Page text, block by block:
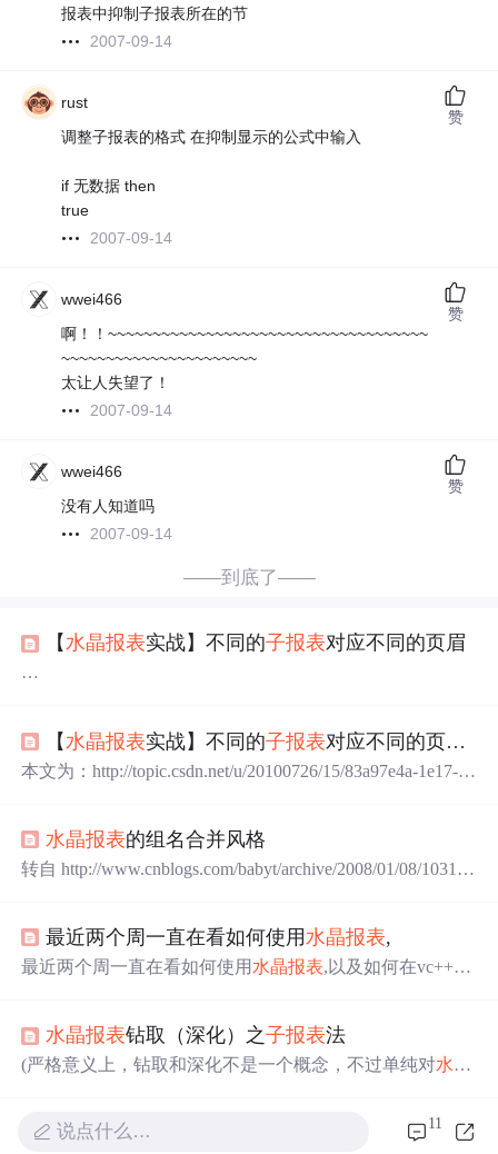
报表中抑制子报表所在的节
2007-09-14
rust
调整子报表的格式 在抑制显示的公式中输入
if 无数据 then
true
2007-09-14
赞
wwei466
啊！！~~~~~~~~~~~~~~~~~~~~~~~~~~~~~~~~~~~~
~~~~~~~~~~~~~~~~~~~~~~
太让人失望了！
2007-09-14
赞
wwei466
没有人知道吗
2007-09-14
赞
——到底了——
【水晶报表实战】不同的子报表对应不同的页眉
整理命题如下：
数据页面
使用
子 报表 进行数据组合，每页要 显示
一个 【第N页，共
M页】的标记
但是因为水晶报表 本身的问题，子报表 中的第N页，共M
页的计数是错误的
【 水晶报表实战】不同的子报表对应不同的页眉[转]
本文为：http://topic.csdn.net/u/20100726/15/83a97e4a-1e17-4d
使用子报表进行数据组合，每页要
M页】的标记而且不同的子报表，页眉内容也不同。但是
水晶报表的组名合并风格
转自 http://www.cnblogs.com/babyt/archive/2008/01/08/103113
显示线，所以在下面链接有讲到 1.http://bbs.csdn.net/topics/3
最近两个周一直在看如何使用 水晶报表,
最近两个周一直在看如何使用 水晶报表,以及如何在vc++中
自带的就是水晶报表内部的,晕了,其实水晶
很多示例,很是不错的,昨天看了一下午的示例图片。由于网
水晶报表钻取（深化）之子报表法
(严格意义上，钻取和深化不是一个概念，不过单纯对水晶
据后，显示出该数据对应的从表数据信息。下面，我以
水
说点什么… 11